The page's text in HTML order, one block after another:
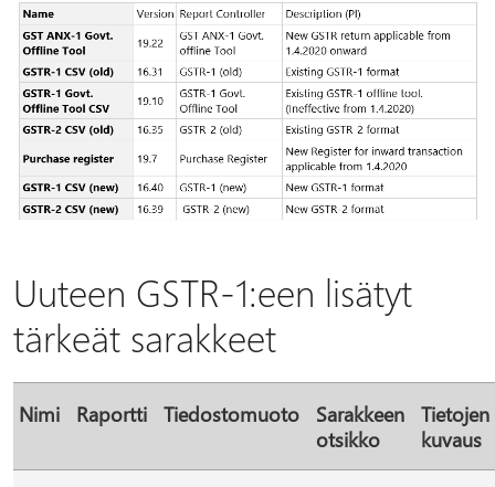
Uuteen GSTR-1:een lisätyt
tärkeät sarakkeet
Nimi Raportti Tiedostomuoto
Sarakkeen
otsikko
Tietojen
kuvaus